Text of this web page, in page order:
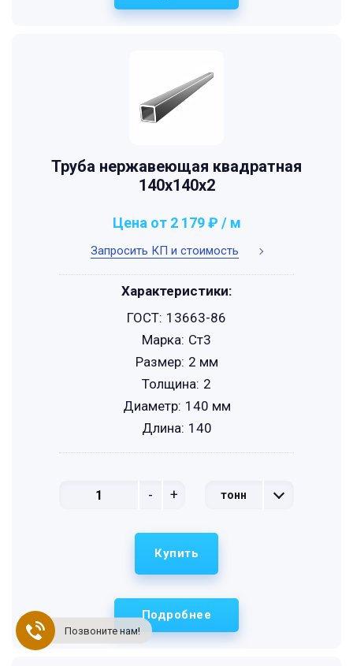
Труба нержавеющая квадратная
140х140х2
Запросить КП и стоимость
Цена от 2 179 ₽ / м
- + тонн
Характеристики:
ГОСТ: 13663-86
Марка: Ст3
Размер: 2 мм
Толщина: 2
Диаметр: 140 мм
Длина: 140
Подробнее
Купить
Позвоните нам!